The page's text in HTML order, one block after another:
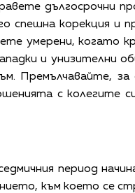
дългосрочни
спешна корекция и
умерени, когато
и унизителни
Премълчавайте,
с колегите
период
към което се